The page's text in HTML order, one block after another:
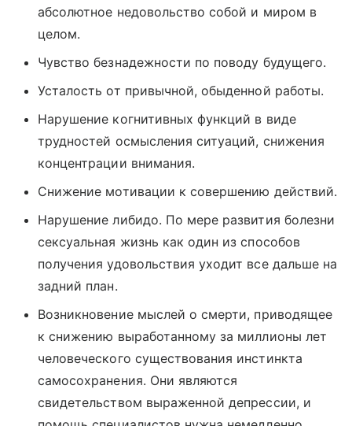
абсолютное недовольство собой и миром в
целом.
Чувство безнадежности по поводу будущего.
Усталость от привычной, обыденной работы.
Нарушение когнитивных функций в виде
трудностей осмысления ситуаций, снижения
концентрации внимания.
Снижение мотивации к совершению действий.
Нарушение либидо. По мере развития болезни
сексуальная жизнь как один из способов
получения удовольствия уходит все дальше на
задний план.
Возникновение мыслей о смерти, приводящее
к снижению выработанному за миллионы лет
человеческого существования инстинкта
самосохранения. Они являются
свидетельством выраженной депрессии, и